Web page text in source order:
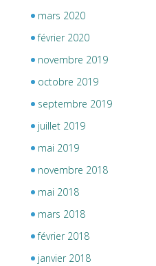
mars 2020
février 2020
novembre 2019
octobre 2019
septembre 2019
juillet 2019
mai 2019
novembre 2018
mai 2018
mars 2018
février 2018
janvier 2018